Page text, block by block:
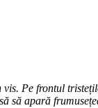
Pe frontul
să apară